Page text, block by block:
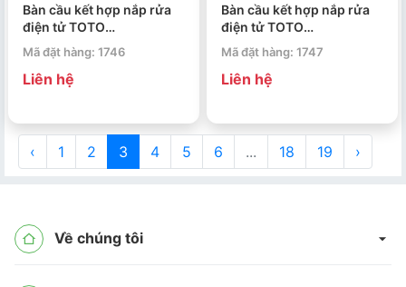
Bàn cầu kết hợp nắp rửa
điện tử TOTO
MS625DW25 WASHLET
dòng S5 TCF34461GAA
Mã đặt hàng: 1746
Liên hệ
Bàn cầu kết hợp nắp rửa
điện tử TOTO
CS948DW18 WASHLET C2
cơ bản TCF23710AAA
Mã đặt hàng: 1747
Liên hệ
‹ 1 2 3 4 5 6 ... 18 19 ›
Về chúng tôi